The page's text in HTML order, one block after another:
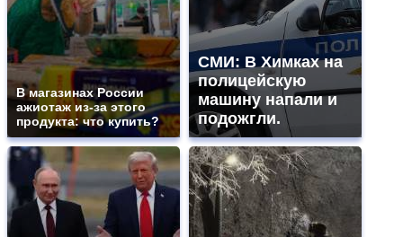
В магазинах России
ажиотаж из-за этого
продукта: что купить?
СМИ: В Химках на
полицейскую
машину напали и
подожгли.